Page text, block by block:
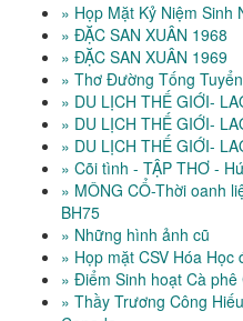
» Họp Mặt Kỷ Niệm Sinh
» ĐẶC SAN XUÂN 1968
» ĐẶC SAN XUÂN 1969
» Thơ Đường Tống
» DU LỊCH THẾ GIỚI-
» DU LỊCH THẾ GIỚI-
» DU LỊCH THẾ GIỚI-
» Cõi tình - TẬP THƠ -
» MÔNG CỔ-Thời oanh
BH75
» Những hình ảnh cũ
» Họp mặt CSV Hóa Học
» Điểm Sinh hoạt Cà
» Thầy Trương Công